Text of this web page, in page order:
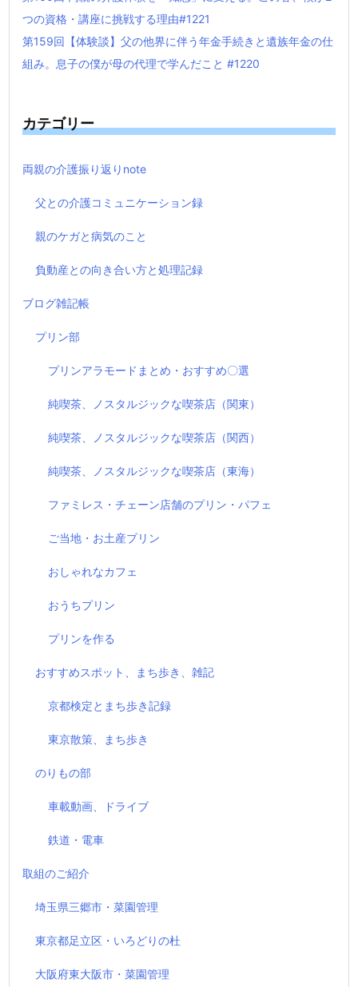
つの資格・講座に挑戦する理由#1221
第159回【体験談】父の他界に伴う年金手続きと遺族年金の仕
組み。息子の僕が母の代理で学んだこと #1220
カテゴリー
両親の介護振り返りnote
父との介護コミュニケーション録
親のケガと病気のこと
負動産との向き合い方と処理記録
ブログ雑記帳
プリン部
プリンアラモードまとめ・おすすめ〇選
純喫茶、ノスタルジックな喫茶店（関東）
純喫茶、ノスタルジックな喫茶店（関西）
純喫茶、ノスタルジックな喫茶店（東海）
ファミレス・チェーン店舗のプリン・パフェ
ご当地・お土産プリン
おしゃれなカフェ
おうちプリン
プリンを作る
おすすめスポット、まち歩き、雑記
京都検定とまち歩き記録
東京散策、まち歩き
のりもの部
車載動画、ドライブ
鉄道・電車
取組のご紹介
埼玉県三郷市・菜園管理
東京都足立区・いろどりの杜
大阪府東大阪市・菜園管理